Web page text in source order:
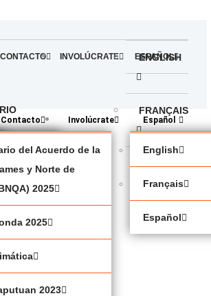
CONTACTO INVOLÚCRATE ESPAÑOL
ENGLISH
FRANÇAIS
del Acuerdo de la
y Norte de
2025
2025
2023
Contacto Involúcrate Español
English
Français
Español